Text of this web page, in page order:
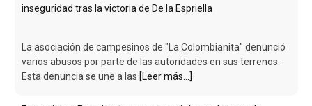
La asociación de campesinos de "La Colombianita" denunció
varios abusos por parte de las autoridades en sus terrenos.
Esta denuncia se une a las [Leer más...]